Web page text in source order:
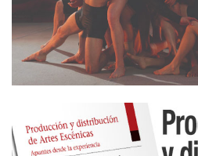
mixtos. La obra ganadora,
milimétrica pieza taiwanesa,
maestra en esta percepción,
ángel que transmitía hasta
magnífico acompañante y
En un certamen de estas
presentan numerosas